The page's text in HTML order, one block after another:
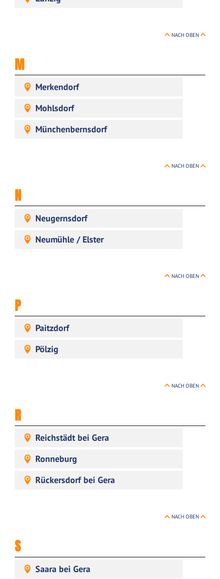
NACH OBEN
M
Merkendorf
Mohlsdorf
Münchenbernsdorf
NACH OBEN
N
Neugernsdorf
Neumühle / Elster
NACH OBEN
P
Paitzdorf
Pölzig
NACH OBEN
R
Reichstädt bei Gera
Ronneburg
Rückersdorf bei Gera
NACH OBEN
S
Saara bei Gera